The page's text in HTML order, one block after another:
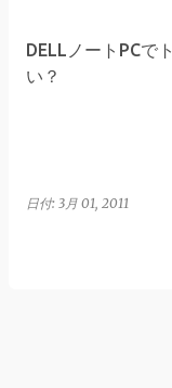
DELLノートPCで
い？
日付: 3月 01, 2011